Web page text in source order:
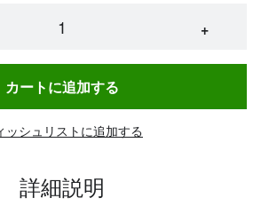
+
カートに追加する
ッシュリストに追加する
詳細説明